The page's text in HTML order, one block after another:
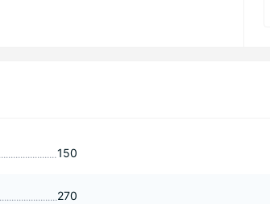
150
270